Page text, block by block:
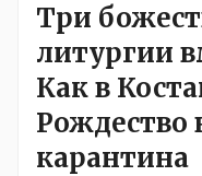
Три
литургии
Как в
Рождество
карантина